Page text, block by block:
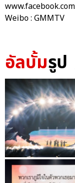
Weibo : GMMTV
อัลบั้มรูป